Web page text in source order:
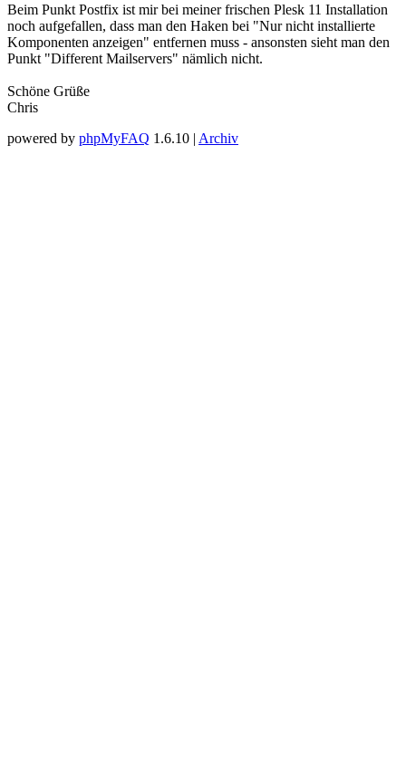
Beim Punkt Postfix ist mir bei meiner frischen Plesk 11 Installation
noch aufgefallen, dass man den Haken bei "Nur nicht installierte
Komponenten anzeigen" entfernen muss - ansonsten sieht man den
Punkt "Different Mailservers" nämlich nicht.
Schöne Grüße
Chris
powered by phpMyFAQ 1.6.10 | Archiv